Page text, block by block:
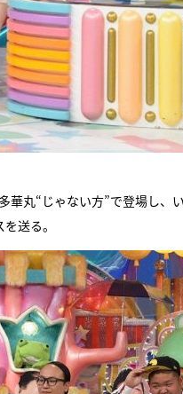
丸“じゃない方”で登場し、
送る。